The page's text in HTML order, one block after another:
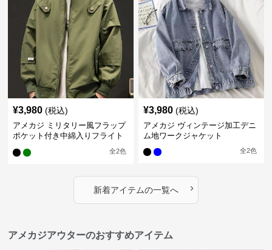
¥3,980 (税込)
アメカジ ミリタリー風フラップ
ポケット付き中綿入りフライト
全2色
¥3,980 (税込)
アメカジ ヴィンテージ加工デニ
ム地ワークジャケット
全2色
新着アイテムの一覧へ ›
アメカジアウターのおすすめアイテム